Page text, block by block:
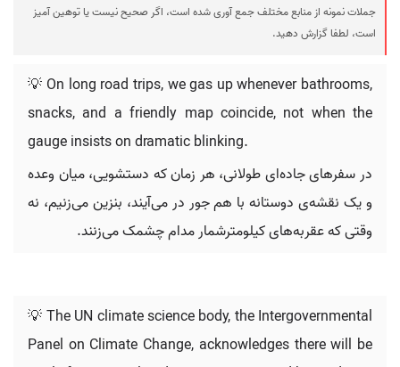
جملات نمونه از منابع مختلف جمع آوری شده است، اگر صحیح نیست یا توهین آمیز
است، لطفا گزارش دهید.
💡 On long road trips, we gas up whenever bathrooms,
snacks, and a friendly map coincide, not when the
gauge insists on dramatic blinking.
در سفرهای جاده‌ای طولانی، هر زمان که دستشویی، میان وعده
و یک نقشه‌ی دوستانه با هم جور در می‌آیند، بنزین می‌زنیم، نه
وقتی که عقربه‌های کیلومترشمار مدام چشمک می‌زنند.
💡 The UN climate science body, the Intergovernmental
Panel on Climate Change, acknowledges there will be